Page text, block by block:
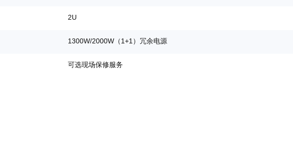
2U
1300W/2000W（1+1）冗余电源
可选现场保修服务